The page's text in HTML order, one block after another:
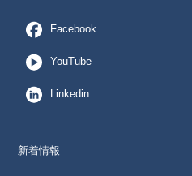
Facebook
YouTube
Linkedin
新着情報